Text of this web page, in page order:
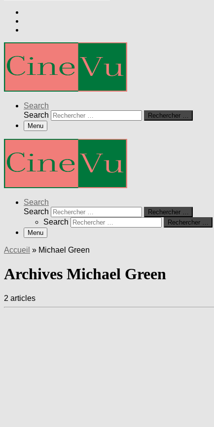
Search
Search
Rechercher …
Menu
Search
Search
Rechercher …
Search
Rechercher …
Menu
Accueil » Michael Green
Archives Michael Green
2 articles